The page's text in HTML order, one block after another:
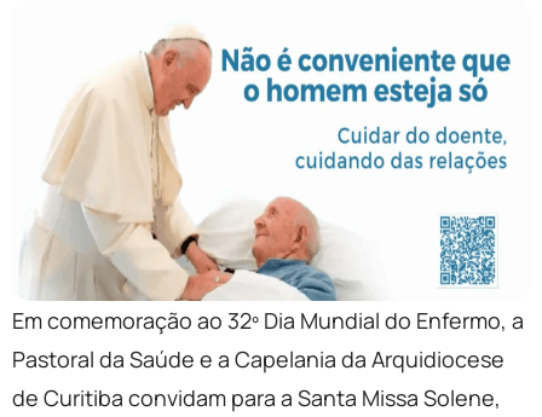
Em comemoração ao 32º Dia Mundial do Enfermo, a
Pastoral da Saúde e a Capelania da Arquidiocese
de Curitiba convidam para a Santa Missa Solene,